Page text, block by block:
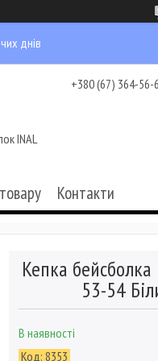
днів
+380 (67) 364-56-
INAL
Контакти
Кепка
53-54
В наявності
Код: 8353